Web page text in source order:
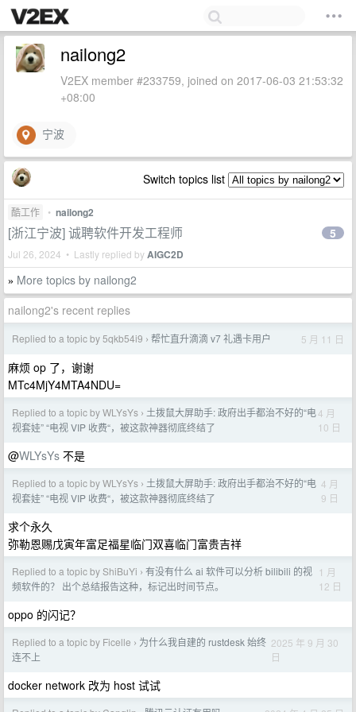
nailong2
V2EX member #233759, joined on 2017-06-03 21:53:32
+08:00
宁波
Switch topics list
酷工作 • nailong2
[浙江宁波] 诚聘软件开发工程师
Jul 26, 2024 • Lastly replied byAIGC2D
5
» More topics by nailong2
nailong2's recent replies
Replied to a topic by 5qkb54i9 › 帮忙直升滴滴 v7 礼遇卡用户 5 月 11 日
麻烦 op 了，谢谢
MTc4MjY4MTA4NDU=
Replied to a topic by WLYsYs › 土拨鼠大屏助手: 政府出手都治不好的“电
视套娃” “电视 VIP 收费“，被这款神器彻底终结了
4 月
10 日
@WLYsYs 不是
Replied to a topic by WLYsYs › 土拨鼠大屏助手: 政府出手都治不好的“电
视套娃” “电视 VIP 收费“，被这款神器彻底终结了
4 月
9 日
求个永久
弥勒恩赐戊寅年富足福星临门双喜临门富贵吉祥
Replied to a topic by ShiBuYi › 有没有什么 ai 软件可以分析 bilibili 的视
频软件的？ 出个总结报告这种，标记出时间节点。
1 月
12 日
oppo 的闪记？
Replied to a topic by Ficelle › 为什么我自建的 rustdesk 始终
连不上
2025 年 9 月 30
日
docker network 改为 host 试试